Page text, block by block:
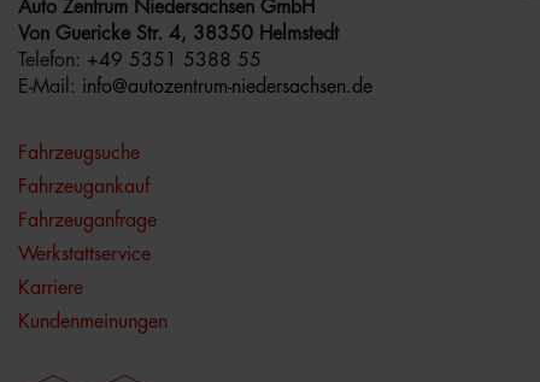
Auto Zentrum Niedersachsen GmbH
Von Guericke Str. 4, 38350 Helmstedt
Telefon: +49 5351 5388 55
E-Mail: info@autozentrum-niedersachsen.de
Fahrzeugsuche
Fahrzeugankauf
Fahrzeuganfrage
Werkstattservice
Karriere
Kundenmeinungen